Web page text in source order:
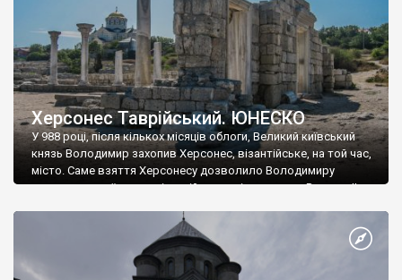
Херсонес Таврійський. ЮНЕСКО
У 988 році, після кількох місяців облоги, Великий київський
князь Володимир захопив Херсонес, візантійське, на той час,
місто. Саме взяття Херсонесу дозволило Володимиру
диктувати свої умови візантійському імператору Василю ІІ, та
Херсонесі Володимир-язичник, став Василем-християнином.
А потім було Хрещення Русі. На честь Херсонесу Таврійського